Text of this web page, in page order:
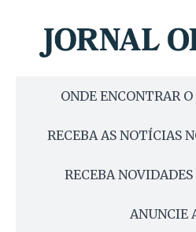
ONDE ENCONTRAR
RECEBA AS NOTÍCIAS
RECEBA
ANUNCIE